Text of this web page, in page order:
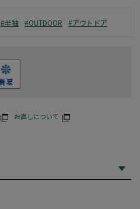
#半袖 #OUTDOOR #アウトドア
お直しについて